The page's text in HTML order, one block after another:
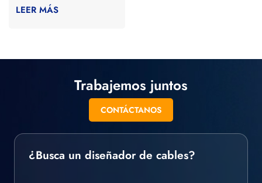
LEER MÁS
Trabajemos juntos
CONTÁCTANOS
¿Busca un diseñador de cables?